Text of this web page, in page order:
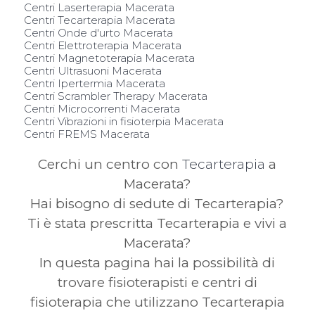
Centri Laserterapia Macerata
Centri Tecarterapia Macerata
Centri Onde d'urto Macerata
Centri Elettroterapia Macerata
Centri Magnetoterapia Macerata
Centri Ultrasuoni Macerata
Centri Ipertermia Macerata
Centri Scrambler Therapy Macerata
Centri Microcorrenti Macerata
Centri Vibrazioni in fisioterpia Macerata
Centri FREMS Macerata
Cerchi un centro conTecarterapia a
Macerata?
Hai bisogno di sedute di Tecarterapia?
Ti è stata prescritta Tecarterapia e vivi a
Macerata?
In questa pagina hai la possibilità di
trovare fisioterapisti e centri di
fisioterapia che utilizzano Tecarterapia